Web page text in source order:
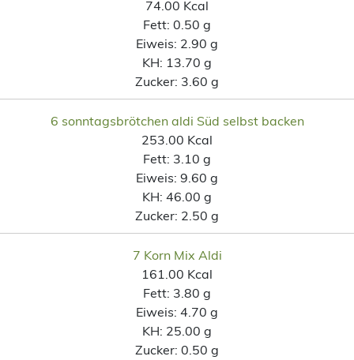
74.00 Kcal
Fett: 0.50 g
Eiweis: 2.90 g
KH: 13.70 g
Zucker: 3.60 g
6 sonntagsbrötchen aldi Süd selbst backen
253.00 Kcal
Fett: 3.10 g
Eiweis: 9.60 g
KH: 46.00 g
Zucker: 2.50 g
7 Korn Mix Aldi
161.00 Kcal
Fett: 3.80 g
Eiweis: 4.70 g
KH: 25.00 g
Zucker: 0.50 g